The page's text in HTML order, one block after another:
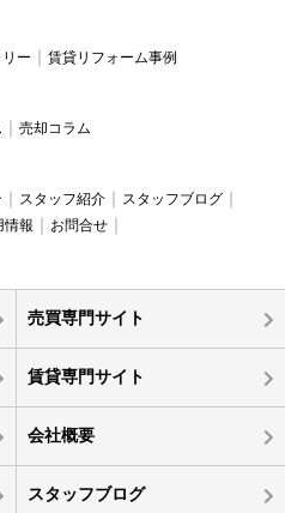
ー 賃貸リフォーム事例
売却コラム
スタッフ紹介
スタッフブログ
情報
お問合せ
売買専門サイト
賃貸専門サイト
会社概要
スタッフブログ